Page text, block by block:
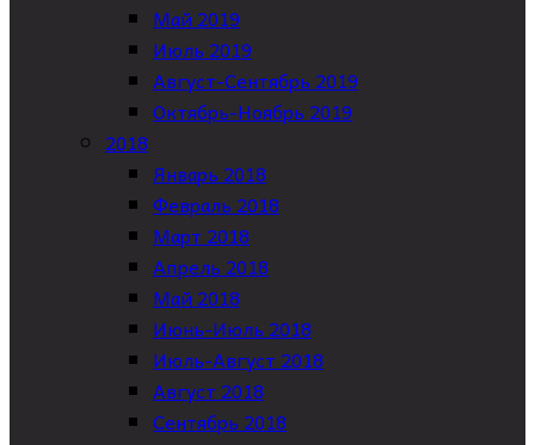
Май 2019
Июль 2019
Август-Сентябрь 2019
Октябрь-Ноябрь 2019
2018
Январь 2018
Февраль 2018
Март 2018
Апрель 2018
Май 2018
Июнь-Июль 2018
Июль-Август 2018
Август 2018
Сентябрь 2018